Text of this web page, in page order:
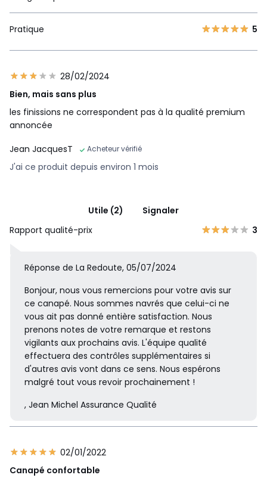
Caractéristiques environnementales de l’emballage
Pratique 5
28/02/2024
Bien, mais sans plus
les finissions ne correspondent pas à la qualité premium
annoncée
Jean JacquesT
Acheteur vérifié
J'ai ce produit depuis environ 1 mois
Utile (2)
Signaler
Rapport qualité-prix
3
Réponse de La Redoute, 05/07/2024
Bonjour, nous vous remercions pour votre avis sur
ce canapé. Nous sommes navrés que celui-ci ne
vous ait pas donné entière satisfaction. Nous
prenons notes de votre remarque et restons
vigilants aux prochains avis. L'équipe qualité
effectuera des contrôles supplémentaires si
d'autres avis vont dans ce sens. Nous espérons
malgré tout vous revoir prochainement !
, Jean Michel Assurance Qualité
02/01/2022
Canapé confortable